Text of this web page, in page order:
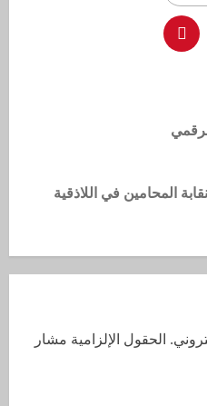
المحامين في اللاذقية
الحقول الإلزامية مشار